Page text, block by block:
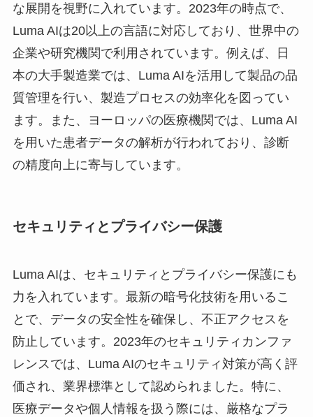
な展開を視野に入れています。2023年の時点で、
Luma AIは20以上の言語に対応しており、世界中の
企業や研究機関で利用されています。例えば、日
本の大手製造業では、Luma AIを活用して製品の品
質管理を行い、製造プロセスの効率化を図ってい
ます。また、ヨーロッパの医療機関では、Luma AI
を用いた患者データの解析が行われており、診断
の精度向上に寄与しています。
セキュリティとプライバシー保護
Luma AIは、セキュリティとプライバシー保護にも
力を入れています。最新の暗号化技術を用いるこ
とで、データの安全性を確保し、不正アクセスを
防止しています。2023年のセキュリティカンファ
レンスでは、Luma AIのセキュリティ対策が高く評
価され、業界標準として認められました。特に、
医療データや個人情報を扱う際には、厳格なプラ